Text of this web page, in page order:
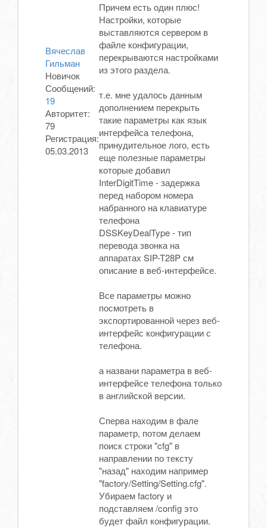
Вячеслав
Гильман
Новичок
Сообщений:
19
Авторитет:
79
Регистрация:
05.03.2013
Причем есть один плюс!
Настройки, которые
выставляются сервером в
файле конфигурации,
перекрываются настройками
из этого раздела.
т.е. мне удалось данным
дополнением перекрыть
такие параметры как язык
интерфейса телефона,
принудительное лого, есть
еще полезные параметры
которые добавил
InterDigitTime - задержка
перед набором номера
набранного на клавиатуре
телефона
DSSKeyDealType - тип
перевода звонка на
аппаратах SIP-T28P см
описание в веб-интерфейсе.
Все параметры можно
посмотреть в
экспортированной через веб-
интерфейс конфигурации с
телефона.
а названи параметра в веб-
интерфейсе телефона только
в английской версии.
Сперва находим в фале
параметр, потом делаем
поиск строки "cfg" в
направлении по тексту
"назад" находим например
"factory/Setting/Setting.cfg".
Убираем factory и
подставляем /config это
будет файл конфигурации.